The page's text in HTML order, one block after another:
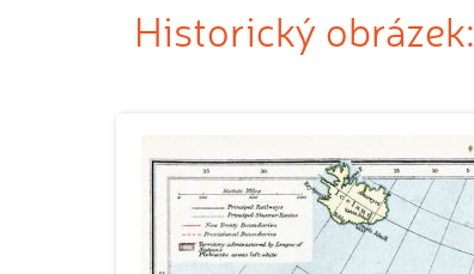
Historický obrázek: